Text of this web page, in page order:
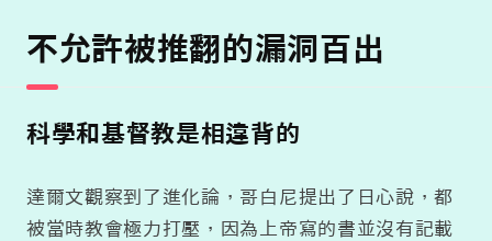
不允許被推翻的漏洞百出
科學和基督教是相違背的
達爾文觀察到了進化論，哥白尼提出了日心說，都
被當時教會極力打壓，因為上帝寫的書並沒有記載